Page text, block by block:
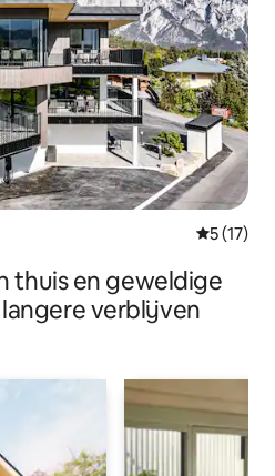
5 (17)
thuis en geweldige
verblijven